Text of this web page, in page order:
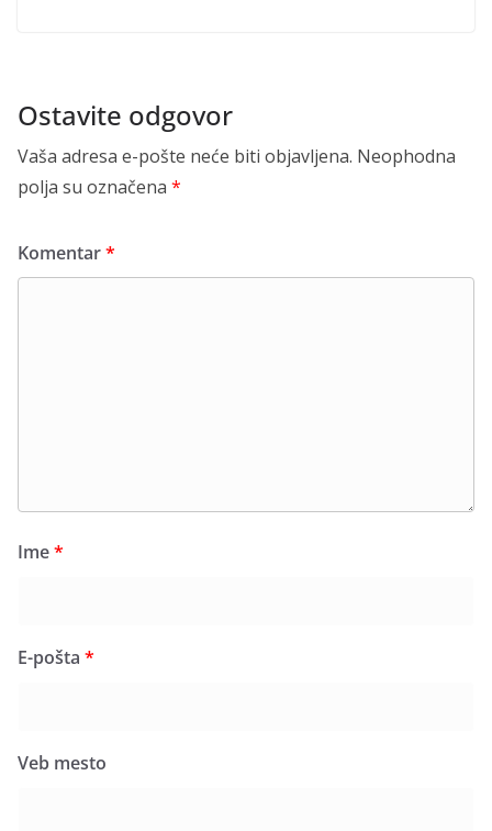
Ostavite odgovor
Vaša adresa e-pošte neće biti objavljena. Neophodna
polja su označena *
Komentar*
Ime*
E-pošta *
Veb mesto